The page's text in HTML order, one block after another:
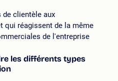
clientèle aux
qui réagissent de la même
de l'entreprise
les différents types